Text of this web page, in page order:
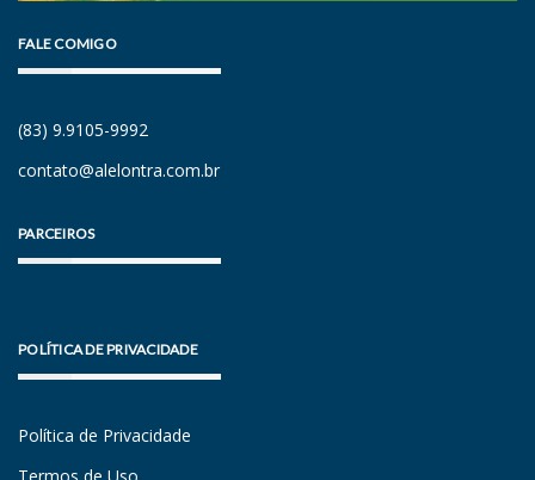
FALE COMIGO
(83) 9.9105-9992
contato@alelontra.com.br
PARCEIROS
POLÍTICA DE PRIVACIDADE
Política de Privacidade
Termos de Uso